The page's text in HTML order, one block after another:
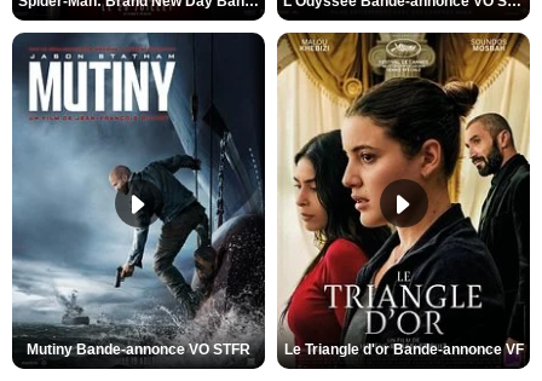
Mutiny Bande-annonce VO STFR Le Triangle d'or Bande-annonce VF